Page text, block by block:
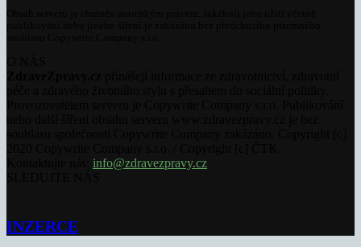
info@zdravezpravy.cz
INZERCE